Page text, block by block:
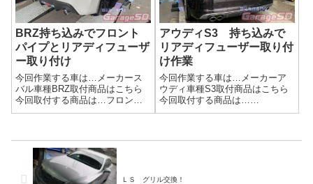
BRZ持ち込みでフロント
パイプとリアディフューザ
ー取り付け
今回作業する車は…メーカース
バル車種BRZ取付商品はこちら
今回取付する商品は…フロント
パイプ リアディフューザーデ
下さいね。工賃の節約になりま
す。当店で剥...
アウディS3 持ち込みで
リアディフューザー取り付
け作業
今回作業する車は…メーカーア
ウディ車種S3取付商品はこちら
今回取付する商品は…
Flowdesigns(海外製) リヤディ
ＬＳ グリル交換！